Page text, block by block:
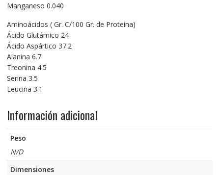
Manganeso 0.040
Aminoácidos ( Gr. C/100 Gr. de Proteína)
Ácido Glutámico 24
Ácido Aspártico 37.2
Alanina 6.7
Treonina 4.5
Serina 3.5
Leucina 3.1
Información adicional
Peso
N/D
Dimensiones